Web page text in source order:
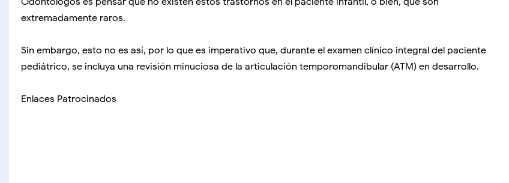
extremadamente raros.
Sin embargo, esto no es así, por lo que es imperativo que, durante el examen clínico integral del paciente
pediátrico, se incluya una revisión minuciosa de la articulación temporomandibular (ATM) en desarrollo.
Enlaces Patrocinados